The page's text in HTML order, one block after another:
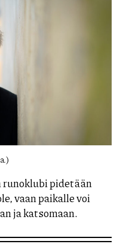
runoklubi pidetään
vaan paikalle voi
ja katsomaan.